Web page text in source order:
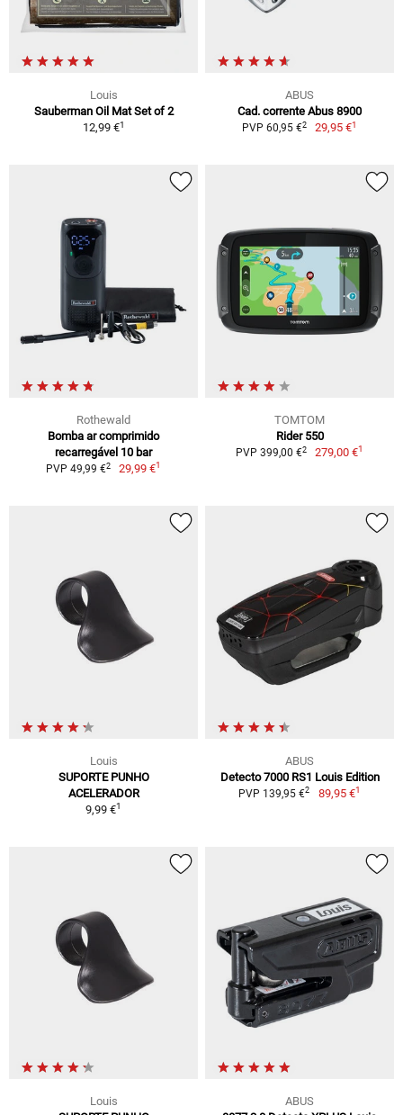
Louis
Sauberman Oil Mat Set of 2
12,99 €1
ABUS
Cad. corrente Abus 8900
PVP 60,95 €2 29,95 €1
Rothewald
Bomba ar comprimido
recarregável 10 bar
PVP 49,99 €2 29,99 €1
TOMTOM
Rider 550
PVP 399,00 €2 279,00 €1
Louis
SUPORTE PUNHO
ACELERADOR
9,99 €1
ABUS
Detecto 7000 RS1 Louis Edition
PVP 139,95 €2 89,95 €1
Louis
ABUS